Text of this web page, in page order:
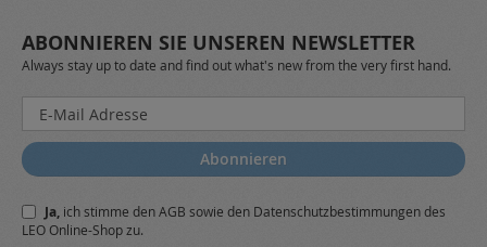
ABONNIEREN SIE UNSEREN NEWSLETTER
Always stay up to date and find out what's new from the very first hand.
Melden
Sie
sich
für
Newsletter
a:
Abonnieren
Ja, ich stimme denAGB sowie den Datenschutzbestimmungendes
LEO Online-Shop zu.